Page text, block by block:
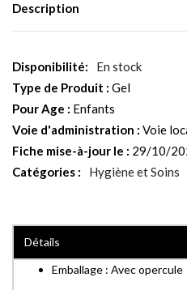
Description
En stock
Type de Produit : Gel
Pour Age : Enfants
Voie d'administration : Voie
Fiche mise-à-jour le : 29/10/
Catégories :
Hygiène et Soins
Détails
Emballage : Avec opercule